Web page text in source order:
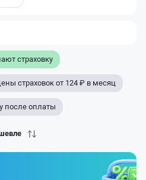
страховку
страховок от 124 ₽ в месяц
после оплаты